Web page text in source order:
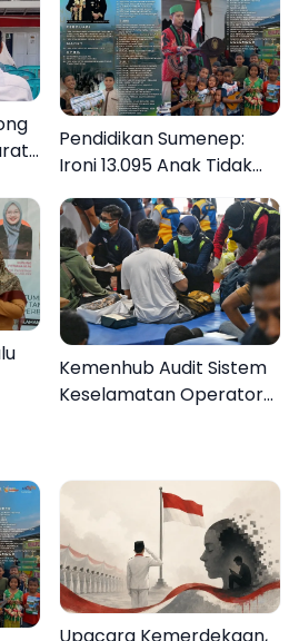
Pendidikan Sumenep:
Ironi 13.095 Anak Tidak
Sekolah Menyaksikan
Semarak Festival
Kalender Event 2026
Kemenhub Audit Sistem
Keselamatan Operator